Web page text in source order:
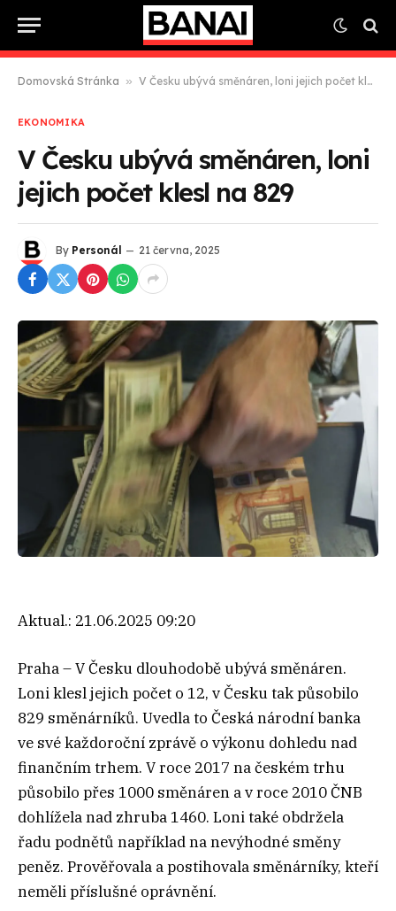
Domovská Stránka » V Česku ubývá směnáren, loni jejich počet klesl na 829
EKONOMIKA
V Česku ubývá směnáren, loni
jejich počet klesl na 829
By Personál 21 června, 2025
Aktual.: 21.06.2025 09:20
Praha – V Česku dlouhodobě ubývá směnáren.
Loni klesl jejich počet o 12, v Česku tak působilo
829 směnárníků. Uvedla to Česká národní banka
ve své každoroční zprávě o výkonu dohledu nad
finančním trhem. V roce 2017 na českém trhu
působilo přes 1000 směnáren a v roce 2010 ČNB
dohlížela nad zhruba 1460. Loni také obdržela
řadu podnětů například na nevýhodné směny
peněz. Prověřovala a postihovala směnárníky, kteří
neměli příslušné oprávnění.